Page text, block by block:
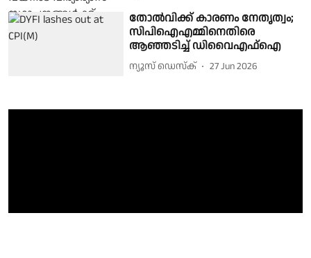
തോൽവിക്ക് കാരണം നേതൃത്വം;
സിപിഐഎമ്മിനെതിരെ
ആഞ്ഞടിച്ച് ഡിവൈഎഫ്ഐ
ന്യൂസ് ഡെസ്ക് 27 Jun 2026